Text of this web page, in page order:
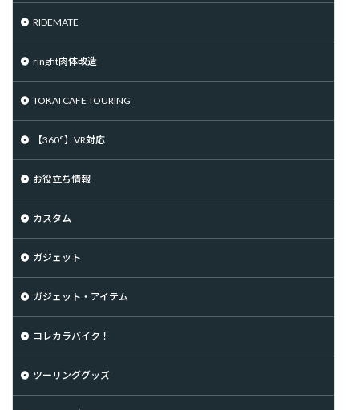
RIDEMATE
ringfit肉体改造
TOKAI CAFE TOURING
【360°】VR対応
お役立ち情報
カスタム
ガジェット
ガジェット・アイテム
コレカラバイク！
ツーリンググッズ